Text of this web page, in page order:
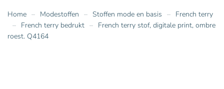
Home Modestoffen Stoffen mode en basis
French terry
French terry bedrukt
French terry stof, digitale print, ombre
roest. Q4164